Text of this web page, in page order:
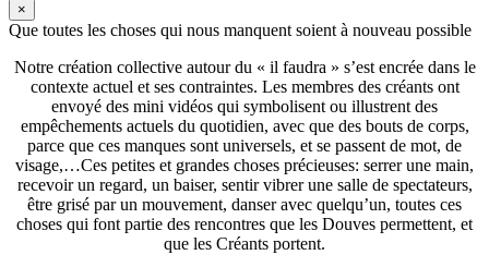
×
Que toutes les choses qui nous manquent soient à nouveau possible
Notre création collective autour du « il faudra » s’est encrée dans le
contexte actuel et ses contraintes. Les membres des créants ont
envoyé des mini vidéos qui symbolisent ou illustrent des
empêchements actuels du quotidien, avec que des bouts de corps,
parce que ces manques sont universels, et se passent de mot, de
visage,…Ces petites et grandes choses précieuses: serrer une main,
recevoir un regard, un baiser, sentir vibrer une salle de spectateurs,
être grisé par un mouvement, danser avec quelqu’un, toutes ces
choses qui font partie des rencontres que les Douves permettent, et
que les Créants portent.